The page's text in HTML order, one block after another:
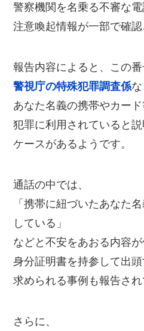
警察機関を名乗る不審な
注意喚起情報が一部で確認
報告内容によると、この
警視庁の特殊犯罪調査係な
あなた名義の携帯やカー
犯罪に利用されていると説
ケースがあるようです。
通話の中では、
「携帯に紐づいたあなた
している」
などと不安をあおる内容が
身分証明書を持参して出頭
求められる事例も報告され
さらに、